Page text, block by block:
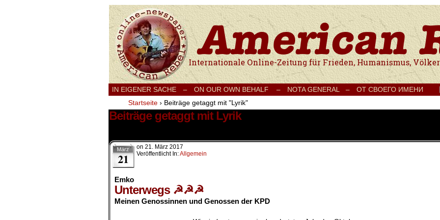
Internationale Onlinezeitung für Frieden, Humanismus, Völkerverständigung und
IN EIGENER SACHE – ON OUR OWN BEHALF – NOTA GENERAL – ОТ СВОЕГО ИМЕНИ
Startseite › Beiträge getaggt mit "Lyrik"
Beiträge getaggt mit Lyrik
März
21
on 21. März 2017
Veröffentlicht In:Allgemein
Emko
Unterwegs ☭☭☭
Meinen Genossinnen und Genossen der KPD